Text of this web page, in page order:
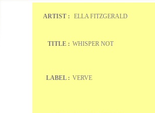
ARTIST : ELLA FITZGERALD
TITLE : WHISPER NOT
LABEL : VERVE